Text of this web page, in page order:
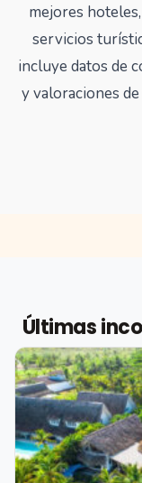
mejores
servicios
incluye datos de
y valoraciones
Últimas